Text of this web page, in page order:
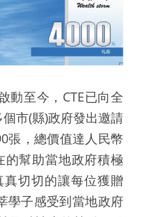
動至今，CTE已向全
市(縣)政府發出邀請
張，總價值達人民幣
的幫助當地政府積極
切切的讓每位獲贈
學子感受到當地政府